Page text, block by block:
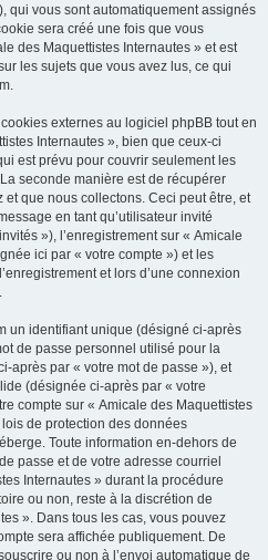
qui vous sont automatiquement assignés
sera créé une fois que vous
des Maquettistes Internautes » et est
les sujets que vous avez lus, ce qui
externes au logiciel phpBB tout en
Internautes », bien que ceux-ci
est prévu pour couvrir seulement les
seconde manière est de récupérer
et que nous collectons. Ceci peut être, et
en tant qu’utilisateur invité
»), l’enregistrement sur « Amicale
ici par « votre compte ») et les
et lors d’une connexion
un identifiant unique (désigné ci-après
de passe personnel utilisé pour la
après par « votre mot de passe »), et
(désignée ci-après par « votre
compte sur « Amicale des Maquettistes
de protection des données
Toute information en-dehors de
passe et de votre adresse courriel
Internautes » durant la procédure
ou non, reste à la discrétion de
». Dans tous les cas, vous pouvez
sera affichée publiquement. De
ou non à l’envoi automatique de